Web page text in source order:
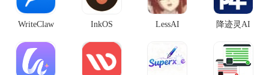
WriteClaw InkOS LessAI 降迹灵AI